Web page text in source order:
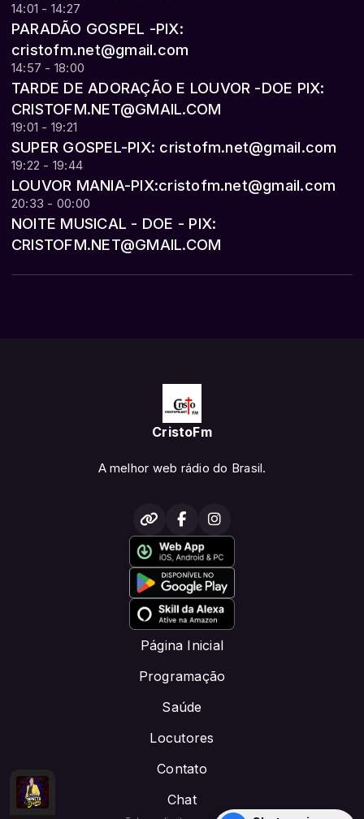
com locutor padrao TARDE DE ADORAÇÃO E LOUVOR -DOE PIX:
(2)Clamor Divino. (2)
14:01 - 14:27
PARADÃO GOSPEL -PIX:
cristofm.net@gmail.com
14:57 - 18:00
TARDE DE ADORAÇÃO E LOUVOR -DOE PIX:
CRISTOFM.NET@GMAIL.COM
19:01 - 19:21
SUPER GOSPEL-PIX: cristofm.net@gmail.com
19:22 - 19:44
LOUVOR MANIA-PIX:cristofm.net@gmail.com
20:33 - 00:00
NOITE MUSICAL - DOE - PIX:
CRISTOFM.NET@GMAIL.COM
CristoFm
A melhor web rádio do Brasil.
Página Inicial
Programação
Saúde
Locutores
Contato
Chat